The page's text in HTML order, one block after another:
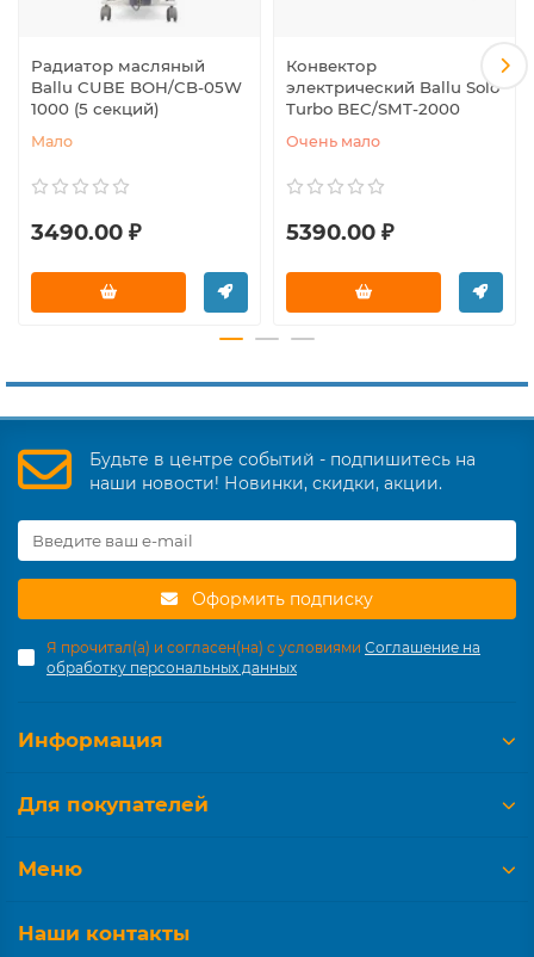
Радиатор масляный
Ballu CUBE BOH/CB-05W
1000 (5 секций)
Мало
3490.00 ₽
Конвектор
электрический Ballu Solo
Turbo BEC/SMT-2000
Очень мало
5390.00 ₽
Будьте в центре событий - подпишитесь на
наши новости! Новинки, скидки, акции.
Оформить подписку
Я прочитал(а) и согласен(на) с условиями Соглашение на
обработку персональных данных
Информация
Для покупателей
Меню
Наши контакты